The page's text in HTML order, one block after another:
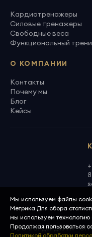
Кардиотренажеры
Силовые тренажеры
Свободные веса
Функциональный
О КОМПАНИИ
Контакты
Почему мы
Блог
Кейсы
ООО «Голденджим» ·
Мы используем файлы
Метрика Для сбора
мы используем
Продолжая пользоваться
Политикой обработки